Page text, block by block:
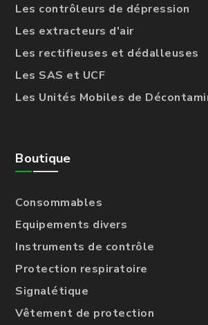
Les contrôleurs de dépression
Les extracteurs d'air
Les rectifieuses et dédalleuses
Les SAS et UCF
Les Unités Mobiles de
Boutique
Consommables
Equipements divers
Instruments de contrôle
Protection respiratoire
Signalétique
Vêtement de protection